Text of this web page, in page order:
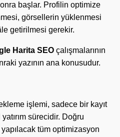
başlar. Profilin optimize
görsellerin yüklenmesi
getirilmesi gerekir.
Harita SEO çalışmalarının
yazının ana konusudur.
işlemi, sadece bir kayıt
sürecidir. Doğru
tüm optimizasyon